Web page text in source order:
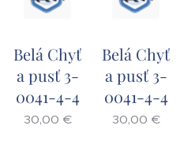
Belá Chyť
a pusť 3-
0041-4-4
30,00 €
Belá Chyť
a pusť 3-
0041-4-4
30,00 €